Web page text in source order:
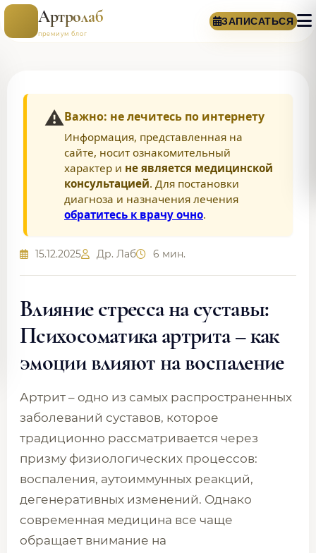
Артролаб
премиум блог
ЗАПИСАТЬСЯ
⚠️Важно: не лечитесь по интернету
Информация, представленная на
сайте, носит ознакомительный
характер и не является медицинской
консультацией. Для постановки
диагноза и назначения лечения
обратитесь к врачу очно.
15.12.2025 Др. Лаб 6 мин.
Влияние стресса на суставы:
Психосоматика артрита – как
эмоции влияют на воспаление
Артрит – одно из самых распространенных
заболеваний суставов, которое
традиционно рассматривается через
призму физиологических процессов:
воспаления, аутоиммунных реакций,
дегенеративных изменений. Однако
современная медицина все чаще
обращает внимание на